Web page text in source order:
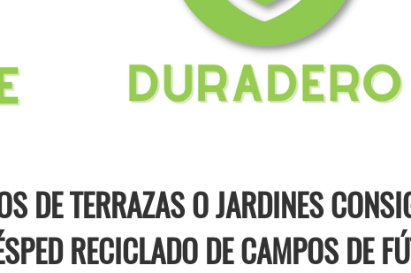
DE TERRAZAS O JARDINES
RECICLADO DE CAMPOS DE